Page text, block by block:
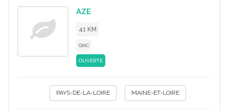
AZE
41 KM
GNC
OUVERTE
PAYS-DE-LA-LOIRE MAINE-ET-LOIRE